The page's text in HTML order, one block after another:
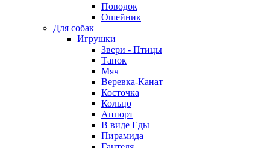
Поводок
Ошейник
Для собак
Игрушки
Звери - Птицы
Тапок
Мяч
Веревка-Канат
Косточка
Кольцо
Аппорт
В виде Еды
Пирамида